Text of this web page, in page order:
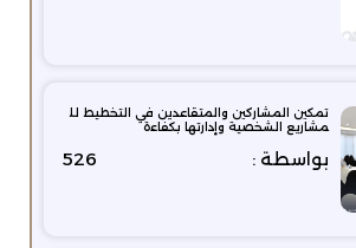
تمكين المشاركين والمتقاعدين في التخطيط لل
مشاريع الشخصية وإدارتها بكفاءة
بواسطة : 526